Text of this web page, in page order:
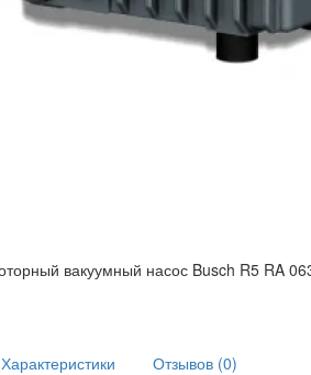
Характеристики
Отзывов (0)